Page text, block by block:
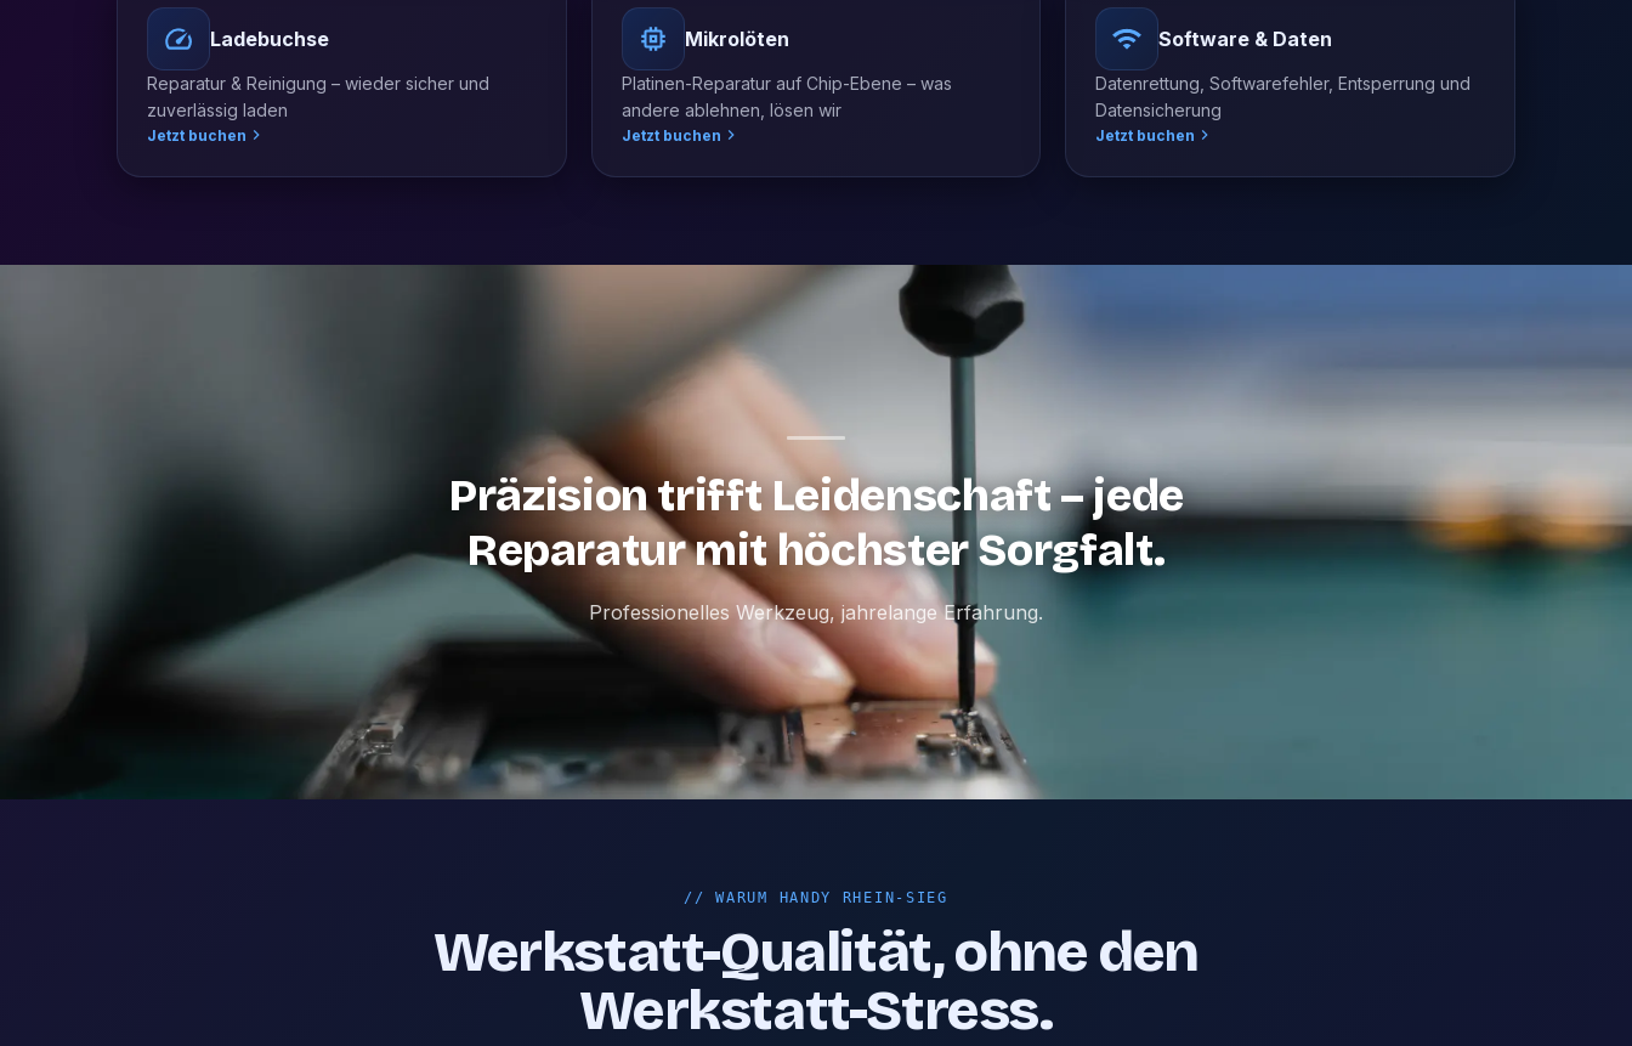
Ladebuchse
Reparatur & Reinigung – wieder sicher und
zuverlässig laden
Jetzt buchen
Mikrolöten
Platinen-Reparatur auf Chip-Ebene – was
andere ablehnen, lösen wir
Jetzt buchen
Software & Daten
Datenrettung, Softwarefehler, Entsperrung und
Datensicherung
Jetzt buchen
Präzision trifft Leidenschaft – jede
Reparatur mit höchster Sorgfalt.
Professionelles Werkzeug, jahrelange Erfahrung.
//WARUM HANDY RHEIN-SIEG
Werkstatt-Qualität, ohne den
Werkstatt-Stress.